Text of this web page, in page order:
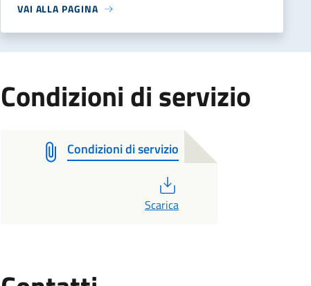
VAI ALLA PAGINA
Condizioni di servizio
Condizioni di servizio
Scarica